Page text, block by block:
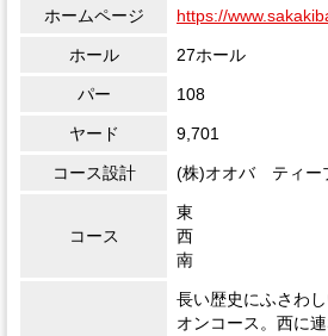
ホームページ https://
ホール 27ホール
パー 108
ヤード 9,701
コース設計 (株)オオバ ティー
コース
東
西
南
長い歴史にふさわ
オンコース。西に